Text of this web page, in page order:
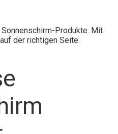
Produkte. Mit
der richtigen Seite.